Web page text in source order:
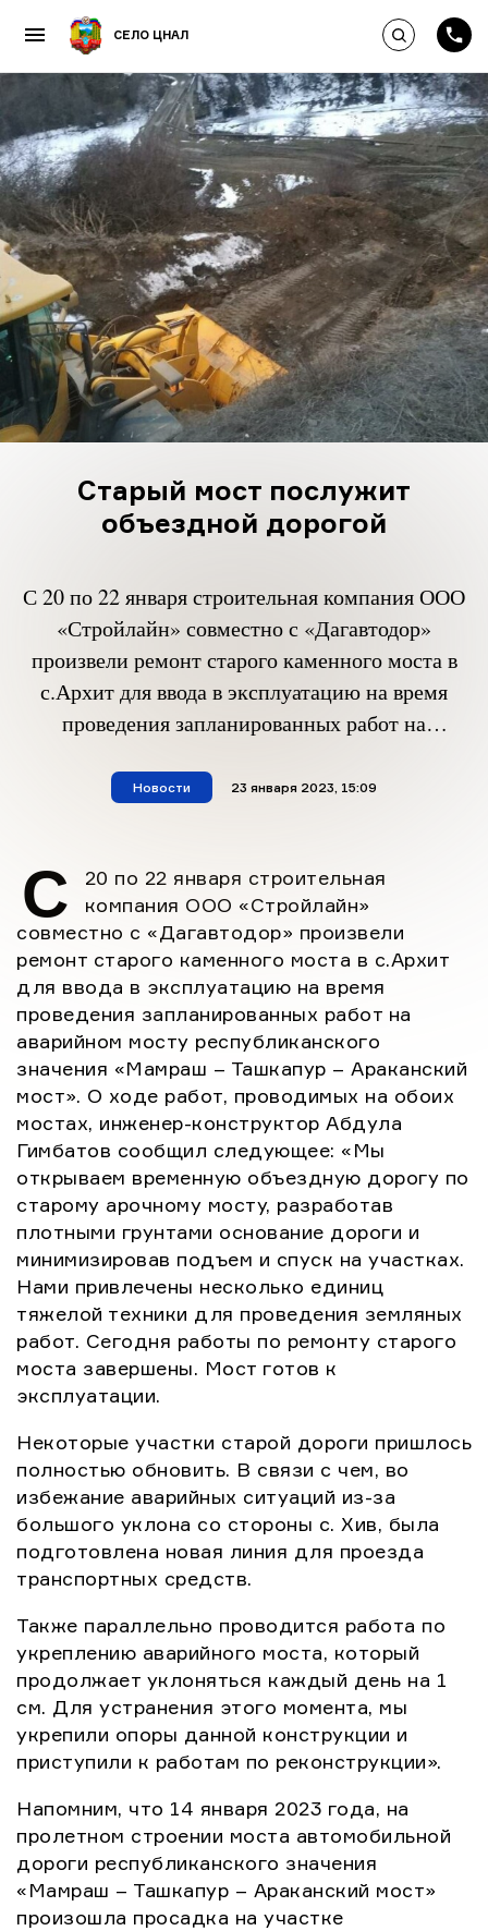
Пропустить и перейти к
СЕЛО ЦНАЛ Выполнить
Старый мост послужит
объездной дорогой
С 20 по 22 января строительная компания ООО
«Стройлайн» совместно с «Дагавтодор»
произвели ремонт старого каменного моста в
с.Архит для ввода в эксплуатацию на время
проведения запланированных работ на
«Мамраш – Ташкапур – Араканский мост». О
сообщил следующее: «Мы открываем
временную объездную […]
Новости материал опубликован
23 января 2023, 15:09
С
20 по 22 января строительная
компания ООО «Стройлайн»
совместно с «Дагавтодор» произвели
ремонт старого каменного моста в с.Архит
для ввода в эксплуатацию на время
проведения запланированных работ на
аварийном мосту республиканского
значения «Мамраш – Ташкапур – Араканский
мост». О ходе работ, проводимых на обоих
мостах, инженер-конструктор Абдула
Гимбатов сообщил следующее: «Мы
открываем временную объездную дорогу по
старому арочному мосту, разработав
плотными грунтами основание дороги и
минимизировав подъем и спуск на участках.
Нами привлечены несколько единиц
тяжелой техники для проведения земляных
работ. Сегодня работы по ремонту старого
моста завершены. Мост готов к
эксплуатации.
Некоторые участки старой дороги пришлось
полностью обновить. В связи с чем, во
избежание аварийных ситуаций из-за
большого уклона со стороны с. Хив, была
подготовлена новая линия для проезда
транспортных средств.
Также параллельно проводится работа по
укреплению аварийного моста, который
продолжает уклоняться каждый день на 1
см. Для устранения этого момента, мы
укрепили опоры данной конструкции и
приступили к работам по реконструкции».
Напомним, что 14 января 2023 года, на
пролетном строении моста автомобильной
дороги республиканского значения
«Мамраш – Ташкапур – Араканский мост»
произошла просадка на участке